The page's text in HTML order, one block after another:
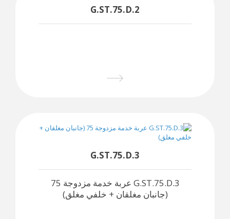
G.ST.75.D.2
G.ST.75.D.3
G.ST.75.D.3 عربة خدمة مزدوجة 75
(جانبان مغلقان + خلفي مغلق)